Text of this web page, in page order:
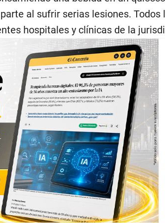
al sufrir serias lesiones. Todos
hospitales y clínicas de la